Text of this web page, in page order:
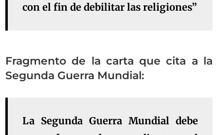
con el fin de debilitar las religiones”
Fragmento de la carta que cita a la
Segunda Guerra Mundial:
La Segunda Guerra Mundial debe